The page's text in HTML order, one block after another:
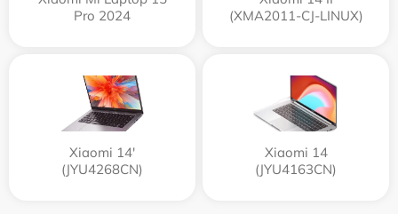
Pro 2024
(XMA2011-CJ-LINUX)
Xiaomi 14'
(JYU4268CN)
Xiaomi 14
(JYU4163CN)